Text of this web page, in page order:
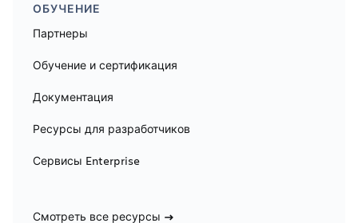
ОБУЧЕНИЕ
Партнеры
Обучение и сертификация
Документация
Ресурсы для разработчиков
Сервисы Enterprise
Смотреть все ресурсы